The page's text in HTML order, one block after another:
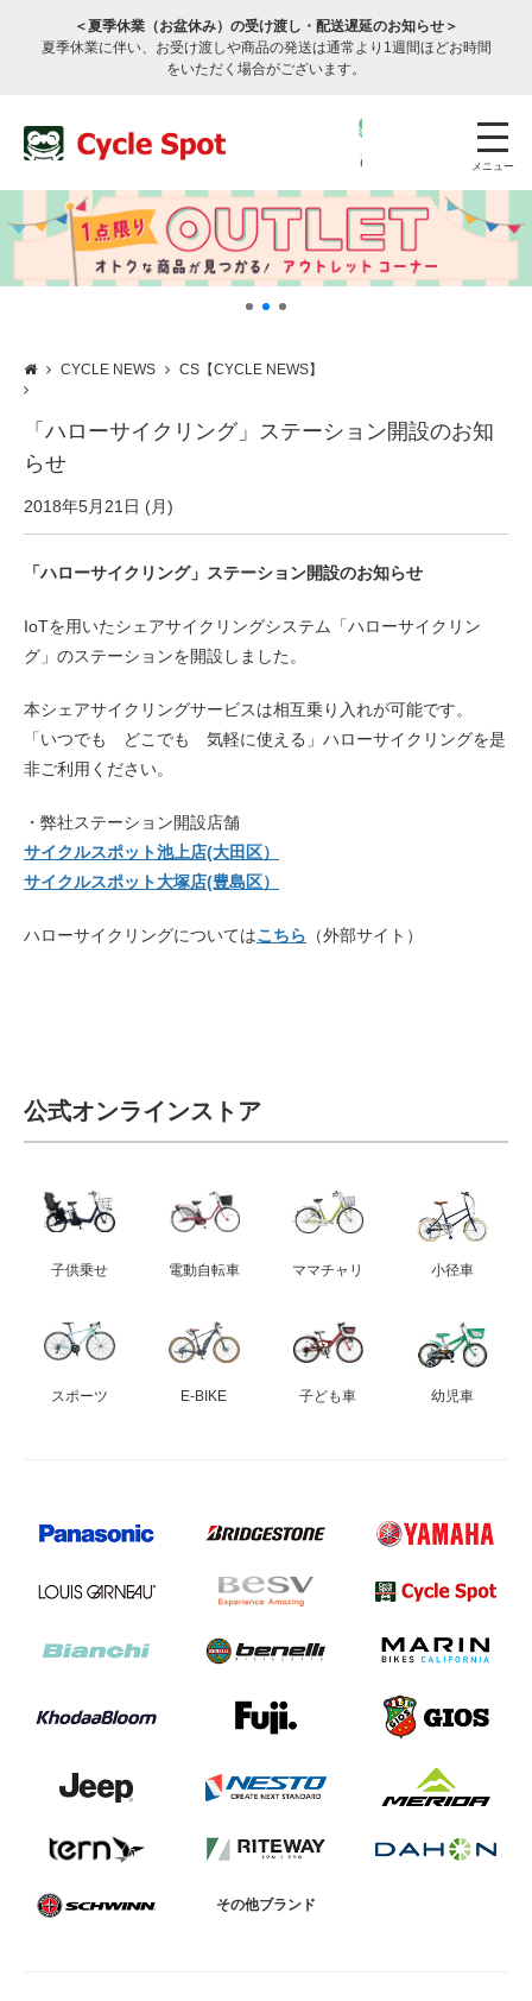
＜夏季休業（お盆休み）の受け渡し・配送遅延のお知らせ＞
夏季休業に伴い、お受け渡しや商品の発送は通常より1週間ほどお時間
をいただく場合がございます。
メニュー
サービスのご案内
サービス全般
修理・メンテナンス工賃
SpotMateログイン
オリジナル自転車
コンテンツ
店舗ブログ
求人情報
募集中の求人情報
CYCLE NEWS CS【CYCLE NEWS】
「ハローサイクリング」ステーション開設のお知
らせ
2018年5月21日 (月)
「ハローサイクリング」ステーション開設のお知らせ
IoTを用いたシェアサイクリングシステム「ハローサイクリン
グ」のステーションを開設しました。
本シェアサイクリングサービスは相互乗り入れが可能です。
「いつでも どこでも 気軽に使える」ハローサイクリングを是
非ご利用ください。
・弊社ステーション開設店舗
サイクルスポット池上店(大田区）
サイクルスポット大塚店(豊島区）
ハローサイクリングについてはこちら （外部サイト）
公式オンラインストア
子供乗せ 電動自転車 ママチャリ 小径車
スポーツ E-BIKE 子ども車 幼児車
その他ブランド